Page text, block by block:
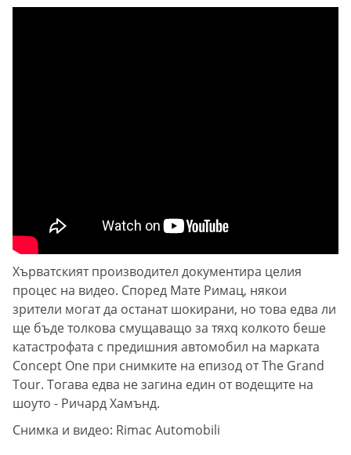
Хърватският производител документира целия
процес на видео. Според Мате Римац, някои
зрители могат да останат шокирани, но това едва ли
ще бъде толкова смущаващо за тяхq колкото беше
катастрофата с предишния автомобил на марката
Concept One при снимките на епизод от The Grand
Tour. Тогава едва не загина един от водещите на
шоуто - Ричард Хамънд.
Снимка и видео: Rimac Automobili